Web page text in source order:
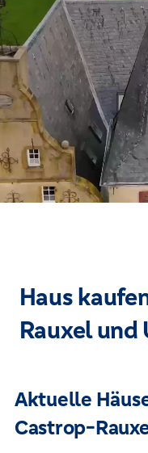
Haus
Rauxel und
Aktuelle
Castrop-